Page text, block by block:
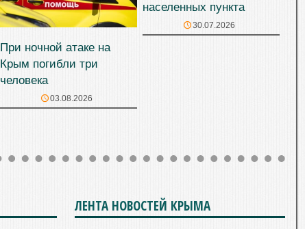
При ночной атаке на
Крым погибли три
человека
03.08.2026
населенных пункта
30.07.2026
ЛЕНТА НОВОСТЕЙ КРЫМА